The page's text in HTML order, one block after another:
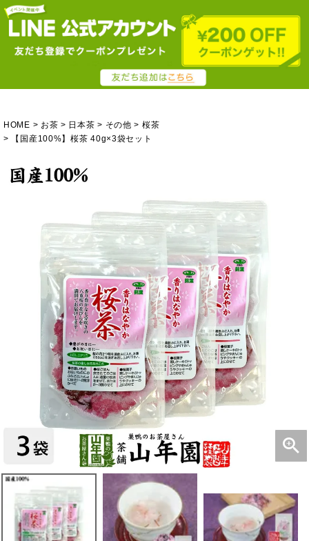
HOME お茶 日本茶 その他
桜茶
【国産100%】桜茶 40g×3袋セット